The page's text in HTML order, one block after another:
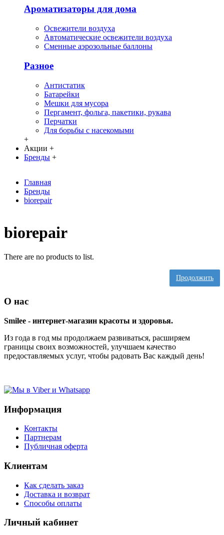
Ароматизаторы для дома
Освежители воздуха
Автоматические освежители воздуха
Сменные аэрозольные баллоны
Разное
Антистатик
Батарейки
Мешки для мусора
Пергамент, фольга, пакетики, рукава
Перчатки
Для борьбы с насекомыми
+
Акции +
Бренды +
Главная
Бренды
biorepair
biorepair
There are no products to list.
Продолжить
О нас
Smilee - интернет-магазин красоты и здоровья.
Из года в год мы продолжаем развиваться, расширяем
границы своих возможностей, улучшаем качество
предоставляемых услуг, чтобы радовать Вас каждый день!
Информация
Контакты
Партнерам
Публичная оферта
Клиентам
Как сделать заказ
Доставка и возврат
Способы оплаты
Личный кабинет